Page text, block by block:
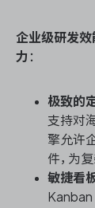
企业级研发
力 ：
极致的
支持对
擎允许
件，为
敏捷看